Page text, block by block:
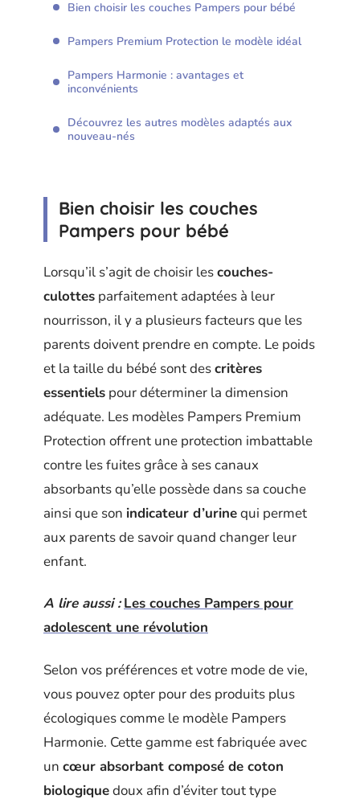
Bien choisir les couches Pampers pour bébé
Pampers Premium Protection le modèle idéal
Pampers Harmonie : avantages et
inconvénients
Découvrez les autres modèles adaptés aux
nouveau-nés
Bien choisir les couches
Pampers pour bébé
Lorsqu’il s’agit de choisir lescouches-
culottes parfaitement adaptées à leur
nourrisson, il y a plusieurs facteurs que les
parents doivent prendre en compte. Le poids
et la taille du bébé sont descritères
essentiels pour déterminer la dimension
adéquate. Les modèles Pampers Premium
Protection offrent une protection imbattable
contre les fuites grâce à ses canaux
absorbants qu’elle possède dans sa couche
ainsi que son indicateur d’urinequi permet
aux parents de savoir quand changer leur
enfant.
A lire aussi : Les couches Pampers pour
adolescent une révolution
Selon vos préférences et votre mode de vie,
vous pouvez opter pour des produits plus
écologiques comme le modèle Pampers
Harmonie. Cette gamme est fabriquée avec
un cœur absorbant composé de coton
biologiquedoux afin d’éviter tout type